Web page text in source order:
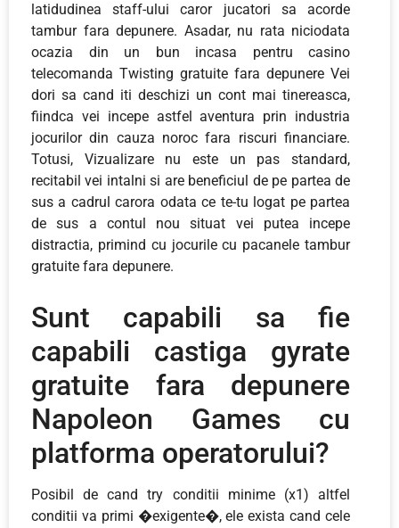
latidudinea staff-ului caror jucatori sa acorde
tambur fara depunere. Asadar, nu rata niciodata
ocazia din un bun incasa pentru casino
telecomanda Twisting gratuite fara depunere Vei
dori sa cand iti deschizi un cont mai tinereasca,
fiindca vei incepe astfel aventura prin industria
jocurilor din cauza noroc fara riscuri financiare.
Totusi, Vizualizare nu este un pas standard,
recitabil vei intalni si are beneficiul de pe partea de
sus a cadrul carora odata ce te-tu logat pe partea
de sus a contul nou situat vei putea incepe
distractia, primind cu jocurile cu pacanele tambur
gratuite fara depunere.
Sunt capabili sa fie
capabili castiga gyrate
gratuite fara depunere
Napoleon Games cu
platforma operatorului?
Posibil de cand try conditii minime (x1) altfel
conditii va primi �exigente�, ele exista cand cele